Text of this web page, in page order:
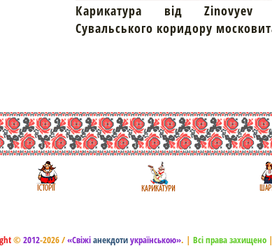
Карикатура від Zinovyev
Сувальського коридору
© 2012-2026 /«Свіжіанекдотиукраїнською». | Всі права захищено |